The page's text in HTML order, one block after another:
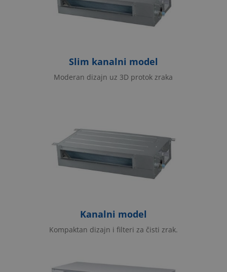
Slim kanalni model
Moderan dizajn uz 3D protok zraka
Kanalni model
Kompaktan dizajn i filteri za čisti zrak.